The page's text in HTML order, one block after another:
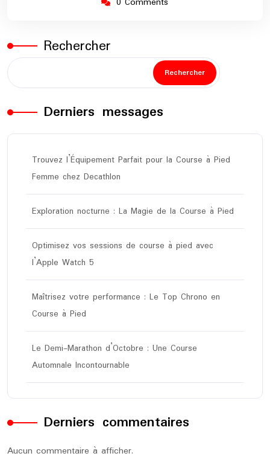
Rechercher
Rechercher
Derniers messages
Trouvez l’Équipement Parfait pour la Course à Pied
Femme chez Decathlon
Exploration nocturne : La Magie de la Course à Pied
Optimisez vos sessions de course à pied avec
l’Apple Watch 5
Maîtrisez votre performance : Le Top Chrono en
Course à Pied
Le Demi-Marathon d’Octobre : Une Course
Automnale Incontournable
Derniers commentaires
Aucun commentaire à afficher.